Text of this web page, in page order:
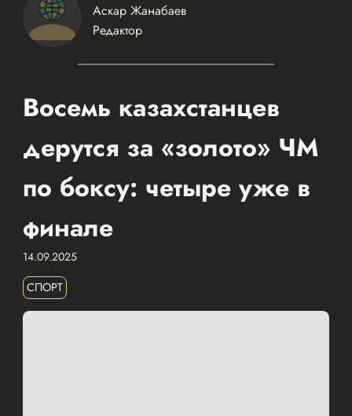
Аскар Жанабаев
Редактор
Восемь казахстанцев
дерутся за «золото» ЧМ
по боксу: четыре уже в
финале
14.09.2025
СПОРТ